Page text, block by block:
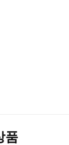
품